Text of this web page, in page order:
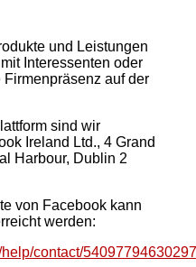
und Leistungen
Interessenten oder
auf der
sind wir
Ireland Ltd., 4 Grand
Harbour, Dublin 2
von Facebook kann
werden:
contact/